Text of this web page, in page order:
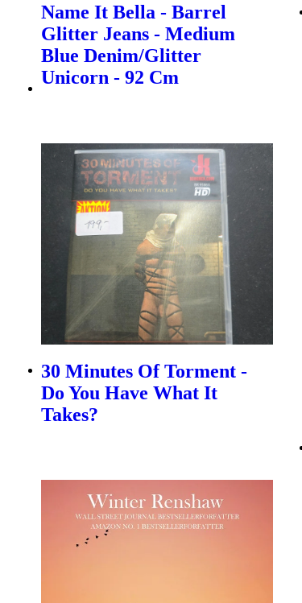
Name It Bella - Barrel
Glitter Jeans - Medium
Blue Denim/Glitter
Unicorn - 92 Cm
30 Minutes Of Torment -
Do You Have What It
Takes?